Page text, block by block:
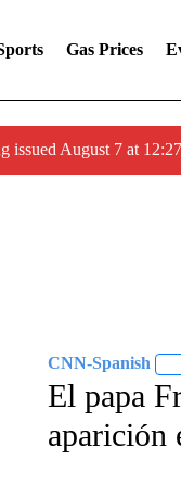
Gas Prices
issued August 7 at
CNN-Spanish
El papa
aparición